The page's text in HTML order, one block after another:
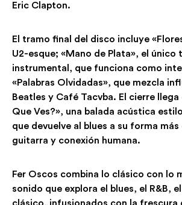
Eric Clapton.
El tramo final del disco incluye
U2-esque; «Mano de Plata», el único
instrumental, que funciona como
«Palabras Olvidadas», que mezcla
Beatles y Café Tacvba. El cierre llega
Que Ves?», una balada acústica
que devuelve al blues a su forma más
guitarra y conexión humana.
Fer Oscos combina lo clásico con lo
sonido que explora el blues, el R&B,